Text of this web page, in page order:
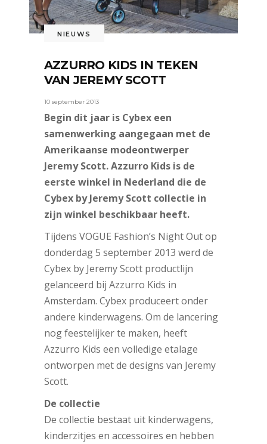
NIEUWS
AZZURRO KIDS IN TEKEN
VAN JEREMY SCOTT
10 september 2013
Begin dit jaar is Cybex een
samenwerking aangegaan met de
Amerikaanse modeontwerper
Jeremy Scott. Azzurro Kids is de
eerste winkel in Nederland die de
Cybex by Jeremy Scott collectie in
zijn winkel beschikbaar heeft.
Tijdens VOGUE Fashion’s Night Out op
donderdag 5 september 2013 werd de
Cybex by Jeremy Scott productlijn
gelanceerd bij Azzurro Kids in
Amsterdam. Cybex produceert onder
andere kinderwagens. Om de lancering
nog feestelijker te maken, heeft
Azzurro Kids een volledige etalage
ontworpen met de designs van Jeremy
Scott.
De collectie
De collectie bestaat uit kinderwagens,
kinderzitjes en accessoires en hebben